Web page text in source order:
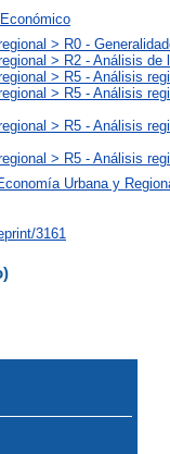
> R0 -
> R2 - Análisis
> R5 - Análisis
> R5 - Análisis
> R5 - Análisis
> R5 - Análisis
Urbana y
3161